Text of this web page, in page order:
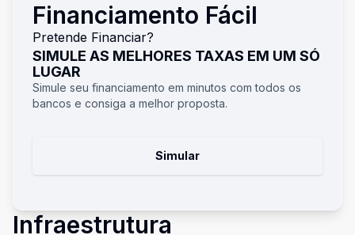
Financiamento Fácil
Pretende Financiar?
SIMULE AS MELHORES TAXAS EM UM SÓ
LUGAR
Simule seu financiamento em minutos com todos os
bancos e consiga a melhor proposta.
Simular
Infraestrutura